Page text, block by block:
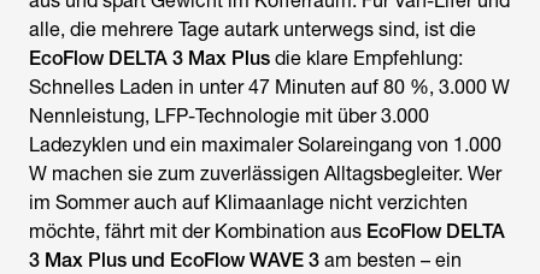
alle, die mehrere Tage autark unterwegs sind, ist die
EcoFlow DELTA 3 Max Plus die klare Empfehlung:
Schnelles Laden in unter 47 Minuten auf 80 %, 3.000 W
Nennleistung, LFP-Technologie mit über 3.000
Ladezyklen und ein maximaler Solareingang von 1.000
W machen sie zum zuverlässigen Alltagsbegleiter. Wer
im Sommer auch auf Klimaanlage nicht verzichten
möchte, fährt mit der Kombination aus EcoFlow DELTA
3 Max Plus und EcoFlow WAVE 3 am besten – ein